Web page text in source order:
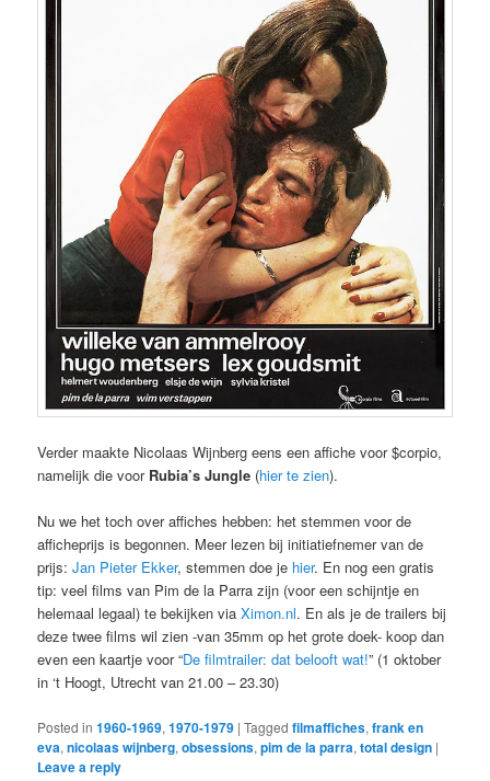
Verder maakte Nicolaas Wijnberg eens een affiche voor $corpio,
namelijk die voor Rubia’s Jungle (hier te zien).
Nu we het toch over affiches hebben: het stemmen voor de
afficheprijs is begonnen. Meer lezen bij initiatiefnemer van de
prijs:Jan Pieter Ekker, stemmen doe je hier. En nog een gratis
tip: veel films van Pim de la Parra zijn (voor een schijntje en
helemaal legaal) te bekijken viaXimon.nl. En als je de trailers bij
deze twee films wil zien -van 35mm op het grote doek- koop dan
even een kaartje voor “De filmtrailer: dat belooft wat!” (1 oktober
in ‘t Hoogt, Utrecht van 21.00 – 23.30)
Posted in 1960-1969,1970-1979 |Tagged filmaffiches,frank en
eva,nicolaas wijnberg,obsessions,pim de la parra,total design |
Leave a reply